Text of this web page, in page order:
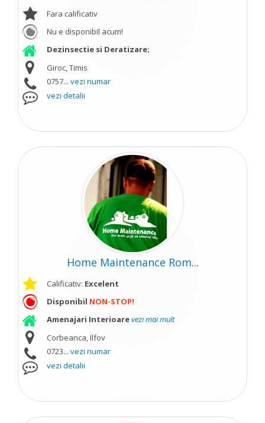
Fara calificativ
Nu e disponibil acum!
Dezinsectie si Deratizare;
Giroc, Timis
0757... vezi numar
vezi detalii
Home Maintenance Rom...
Calificativ: Excelent
Disponibil NON-STOP!
Amenajari Interioarevezi mai mult
Corbeanca, Ilfov
0723... vezi numar
vezi detalii